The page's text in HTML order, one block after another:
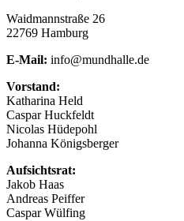
Waidmannstraße 26
22769 Hamburg
E-Mail: info@mundhalle.de
Vorstand:
Katharina Held
Caspar Huckfeldt
Nicolas Hüdepohl
Johanna Königsberger
Aufsichtsrat:
Jakob Haas
Andreas Peiffer
Caspar Wülfing